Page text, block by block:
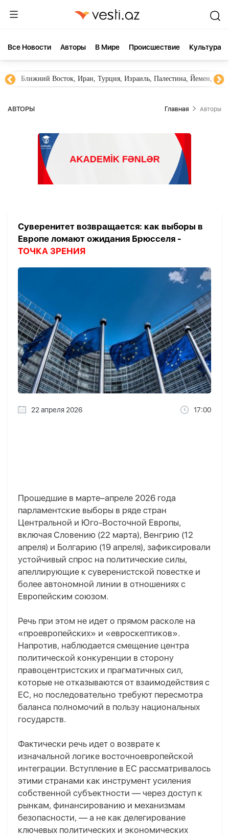
Все Новости Aвторы В Мире Происшествие Культура
Ближний Восток, Иран, Турция, Израиль, Палестина, Йемен,
AВТОРЫ Главная Aвторы
Суверенитет возвращается: как выборы в
Европе ломают ожидания Брюсселя -
ТОЧКА ЗРЕНИЯ
22 апреля 2026 17:00
Прошедшие в марте–апреле 2026 года
парламентские выборы в ряде стран
Центральной и Юго-Восточной Европы,
включая Словению (22 марта), Венгрию (12
апреля) и Болгарию (19 апреля), зафиксировали
устойчивый спрос на политические силы,
апеллирующие к суверенистской повестке и
более автономной линии в отношениях с
Европейским союзом.
Речь при этом не идет о прямом расколе на
«проевропейских» и «евроскептиков».
Напротив, наблюдается смещение центра
политической конкуренции в сторону
правоцентристских и прагматичных сил,
которые не отказываются от взаимодействия с
ЕС, но последовательно требуют пересмотра
баланса полномочий в пользу национальных
государств.
Фактически речь идет о возврате к
изначальной логике восточноевропейской
интеграции. Вступление в ЕС рассматривалось
этими странами как инструмент усиления
собственной субъектности — через доступ к
рынкам, финансированию и механизмам
безопасности, — а не как делегирование
ключевых политических и экономических